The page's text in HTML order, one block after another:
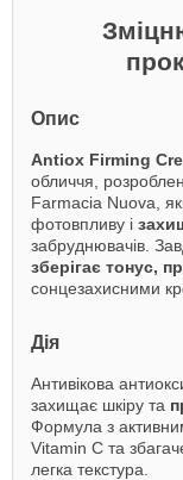
Опис
Antiox Firming
обличчя,
Farmacia Nuova,
фотовпливу і
забруднювачів.
зберігає тонус,
сонцезахисними
Дія
Антивікова
захищає шкіру та
Формула з
Vitamin C та
легка текстура.